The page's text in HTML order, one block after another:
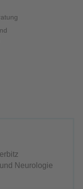
Neurologie